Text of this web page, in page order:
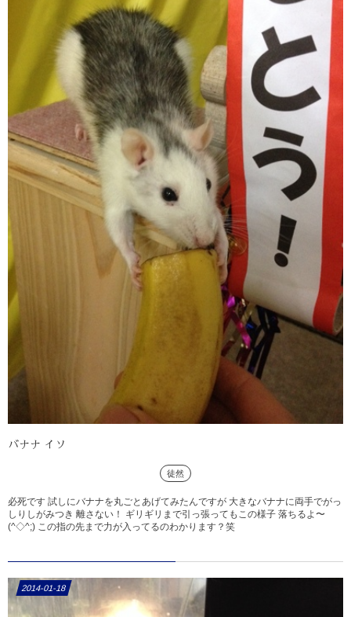
バナナ イソ
徒然
必死です 試しにバナナを丸ごとあげてみたんですが 大きなバナナに両手でがっ
しりしがみつき 離さない！ ギリギリまで引っ張ってもこの様子 落ちるよ〜
(^◇^;) この指の先まで力が入ってるのわかります？笑
2014-01-18